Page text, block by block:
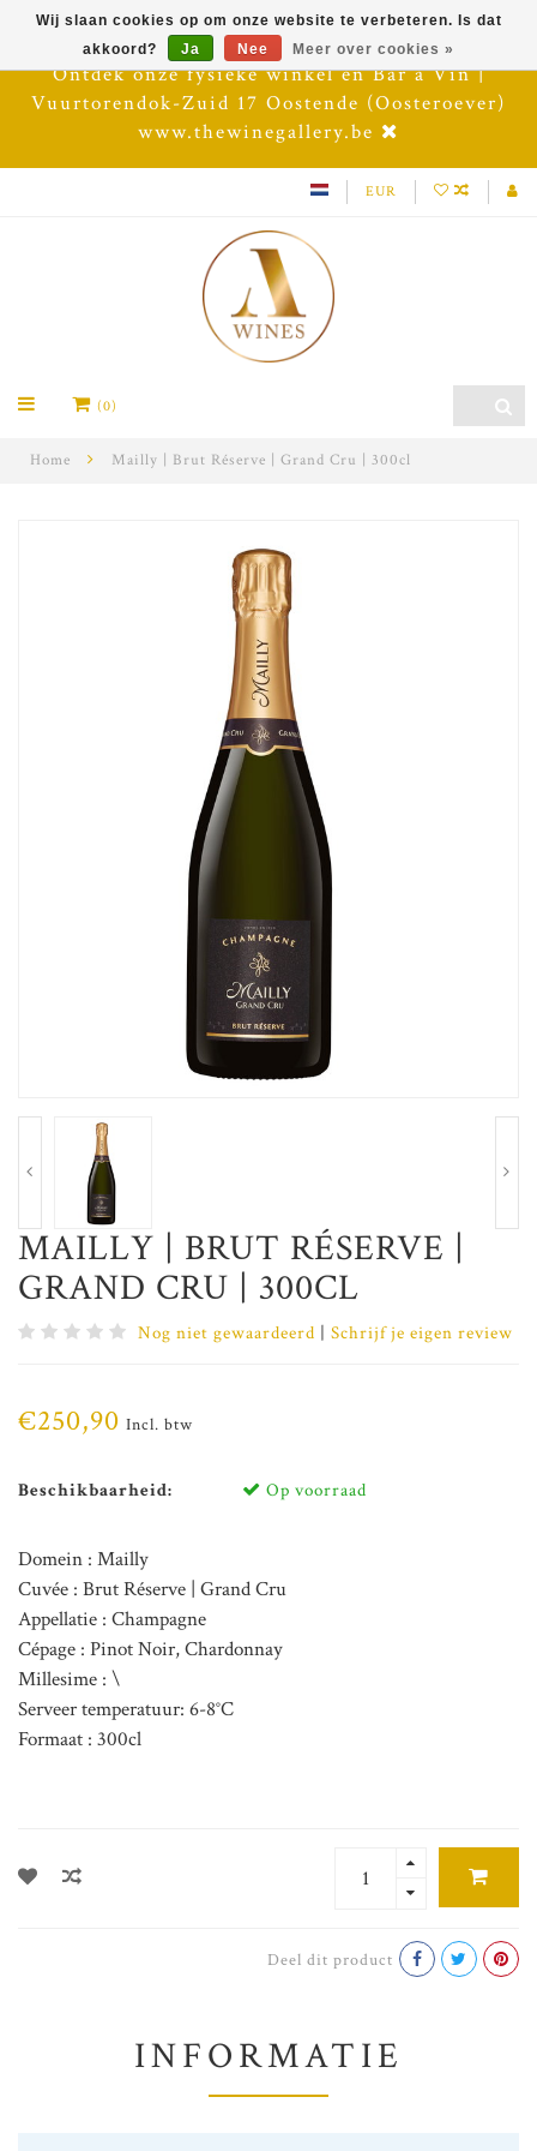
Ontdek onze fysieke winkel en Bar à Vin |
Vuurtorendok-Zuid 17 Oostende (Oosteroever)
www.thewinegallery.be
EUR
(0)
Home Mailly | Brut Réserve | Grand Cru | 300cl
MAILLY | BRUT RÉSERVE |
GRAND CRU | 300CL
Nog niet gewaardeerd | Schrijf je eigen review
€250,90 Incl. btw
Beschikbaarheid: Op voorraad
Domein : Mailly
Cuvée : Brut Réserve | Grand Cru
Appellatie : Champagne
Cépage : Pinot Noir, Chardonnay
Millesime : \
Serveer temperatuur: 6-8°C
Formaat : 300cl
Deel dit product
INFORMATIE
Wij slaan cookies op om onze website te verbeteren. Is dat
akkoord?
Ja Nee Meer over cookies »